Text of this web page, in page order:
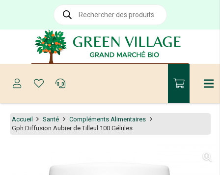
Recherche
produits
Accueil Santé
Compléments Alimentaires
Gph Diffusion Aubier de Tilleul 100 Gélules